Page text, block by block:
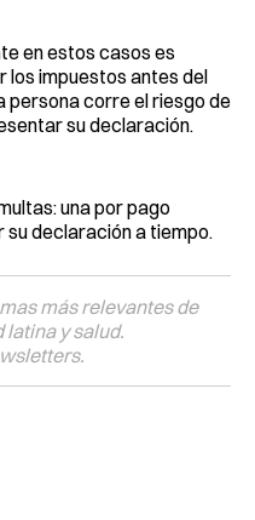
en estos casos es
los impuestos antes del
persona corre el riesgo de
su declaración.
una por pago
declaración a tiempo.
más relevantes de
y salud.